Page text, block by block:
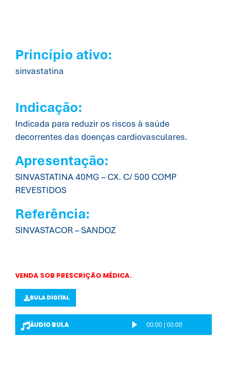
Princípio ativo:
sinvastatina
Indicação:
Indicada para reduzir os riscos à saúde
decorrentes das doenças cardiovasculares.
Apresentação:
SINVASTATINA 40MG – CX. C/ 500 COMP
REVESTIDOS
Referência:
SINVASTACOR – SANDOZ
VENDA SOB PRESCRIÇÃO MÉDICA.
BULA DIGITAL
ÁUDIO BULA
T
00:00 | 00:00